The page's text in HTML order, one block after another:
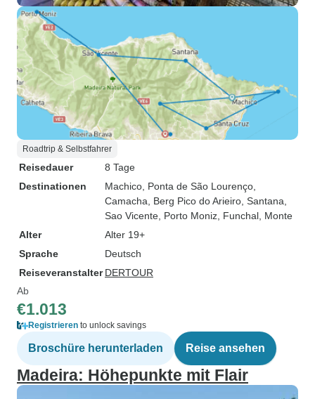
Roadtrip & Selbstfahrer
Reisedauer
8 Tage
Destinationen
Machico , Ponta de São Lourenço
Camacha , Berg Pico do Arieiro , Santana
Sao Vicente , Porto Moniz , Funchal , Monte
Alter
Alter 19+
Sprache
Deutsch
Reiseveranstalter DERTOUR
Ab
€1.013
Registrieren to unlock savings
Broschüre herunterladen Reise ansehen
Madeira: Höhepunkte mit Flair